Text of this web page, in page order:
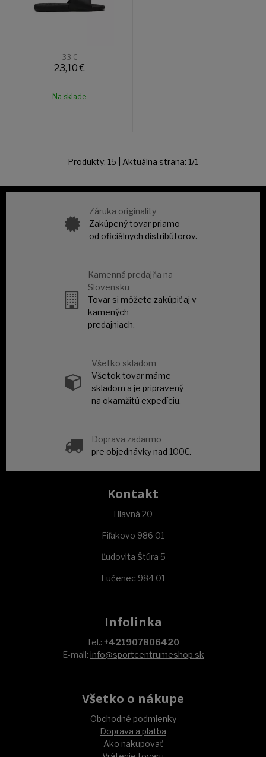
33 €
23,10€
Na sklade
Produkty: 15 | Aktuálna strana: 1/1
Záruka originality
Zakúpený tovar priamo
od oficiálnych distribútorov.
Kamenná predajňa na
Slovensku
Tovar si môžete zakúpiť aj v
kamených
predajniach.
Všetko skladom
Všetok tovar máme
skladom a je pripravený
na okamžitú expedíciu.
Doprava zadarmo
pre objednávky nad 100€.
Kontakt
Hlavná 20
Fiľakovo 986 01
Ľudovita Štúra 5
Lučenec 984 01
Infolinka
Tel.: +421907806420
E-mail: info@sportcentrumeshop.sk
Všetko o nákupe
Obchodné podmienky
Doprava a platba
Ako nakupovať